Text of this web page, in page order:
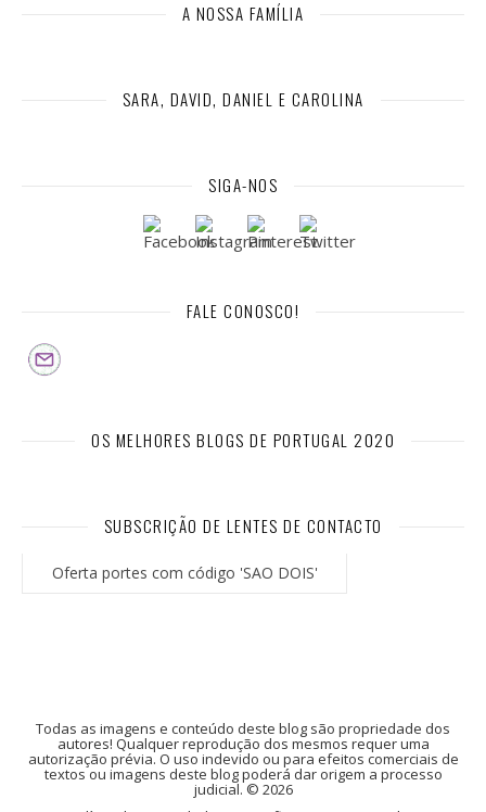
A NOSSA FAMÍLIA
SARA, DAVID, DANIEL E CAROLINA
SIGA-NOS
FALE CONOSCO!
OS MELHORES BLOGS DE PORTUGAL 2020
SUBSCRIÇÃO DE LENTES DE CONTACTO
Oferta portes com código 'SAO DOIS'
Todas as imagens e conteúdo deste blog são propriedade dos
autores! Qualquer reprodução dos mesmos requer uma
autorização prévia. O uso indevido ou para efeitos comerciais de
textos ou imagens deste blog poderá dar origem a processo
judicial. © 2026